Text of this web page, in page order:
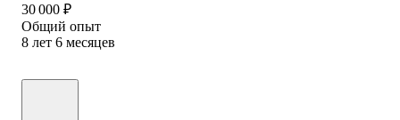
30 000 ₽
Общий опыт
8 лет 6 месяцев